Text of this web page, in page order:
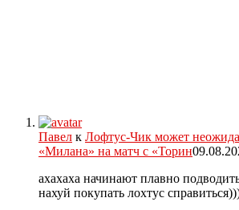
Павел к Лофтус-Чик может
«Милана» на матч с «Торин
ахахаха начинают плавно
нахуй покупать лохтус